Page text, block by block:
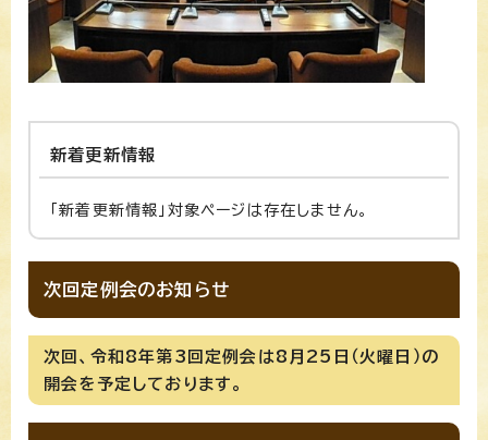
新着更新情報
「新着更新情報」対象ページは存在しません。
次回定例会のお知らせ
次回、令和8年第3回定例会は8月25日（火曜日）の
開会を予定しております。